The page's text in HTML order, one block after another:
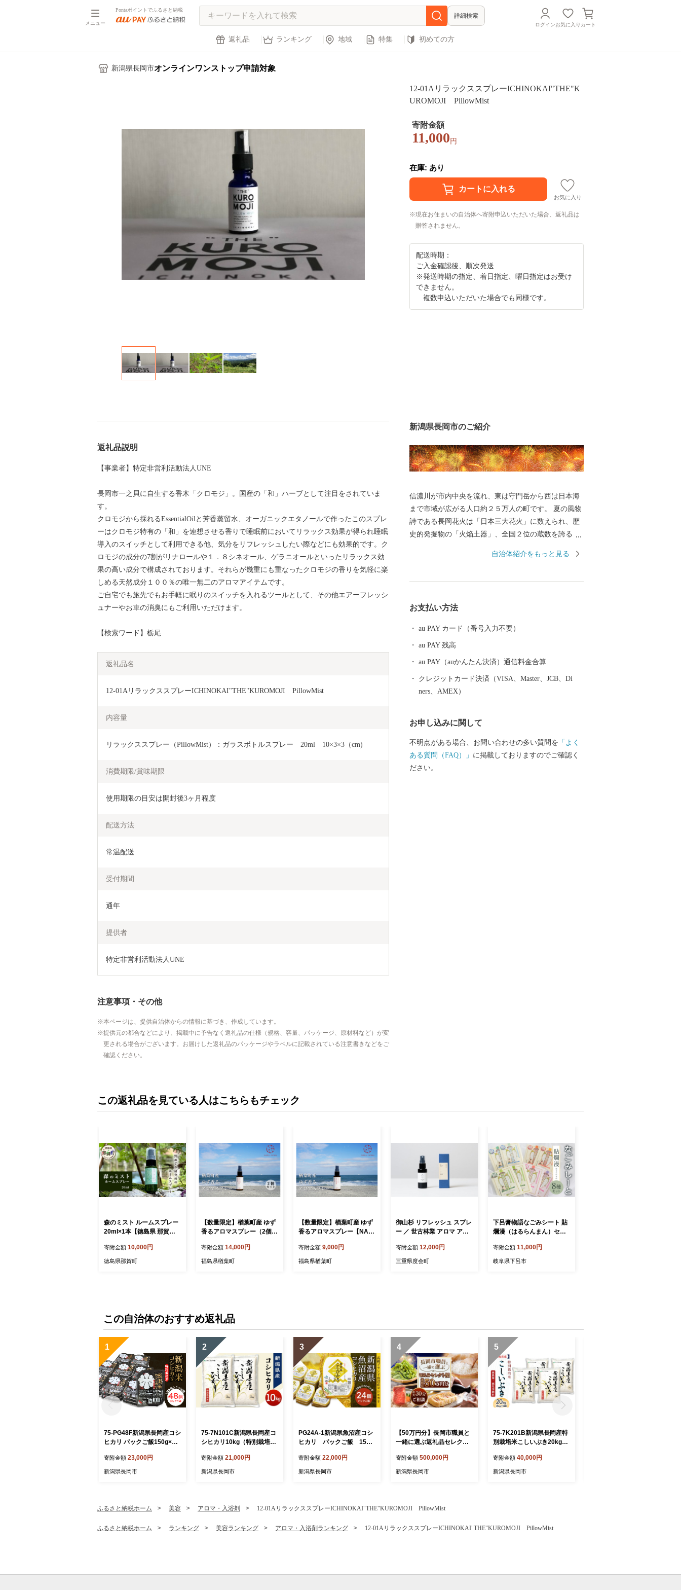
メニュー
Pontaポイントでふるさと納税
詳細検索
ログインお気に入り カート
返礼品 ランキング 地域 特集 初めての方
新潟県長岡市オンラインワンストップ申請対象
12-01AリラックススプレーICHINOKAI"THE"K
UROMOJI PillowMist
寄附金額
11,000 円
在庫: あり
お気に入り
現在お住まいの自治体へ寄附申込いただいた場合、返礼品は
贈答されません。
配送時期：
ご入金確認後、順次発送
※発送時期の指定、着日指定、曜日指定はお受け
できません。
複数申込いただいた場合でも同様です。
返礼品説明
【事業者】特定非営利活動法人UNE
長岡市一之貝に自生する香木「クロモジ」。国産の「和」ハーブとして注目をされていま
す。
クロモジから採れるEssentialOilと芳香蒸留水、オーガニックエタノールで作ったこのスプレ
ーはクロモジ特有の「和」を連想させる香りで睡眠前においてリラックス効果が得られ睡眠
導入のスイッチとして利用できる他、気分をリフレッシュしたい際などにも効果的です。ク
ロモジの成分の7割がリナロールや１．８シネオール、ゲラニオールといったリラックス効
果の高い成分で構成されております。それらが幾重にも重なったクロモジの香りを気軽に楽
しめる天然成分１００％の唯一無二のアロマアイテムです。
ご自宅でも旅先でもお手軽に眠りのスイッチを入れるツールとして、その他エアーフレッシ
ュナーやお車の消臭にもご利用いただけます。
【検索ワード】栃尾
返礼品名
12-01AリラックススプレーICHINOKAI"THE"KUROMOJI　PillowMist
内容量
リラックススプレー（PillowMist）：ガラスボトルスプレー　20ml　10×3×3（cm)
消費期限/賞味期限
使用期限の目安は開封後3ヶ月程度
配送方法
常温配送
受付期間
通年
提供者
特定非営利活動法人UNE
注意事項・その他
本ページは、提供自治体からの情報に基づき、作成しています。
提供元の都合などにより、掲載中に予告なく返礼品の仕様（規格、容量、パッケージ、原材料など）が変
更される場合がございます。お届けした返礼品のパッケージやラベルに記載されている注意書きなどをご
確認ください。
新潟県長岡市のご紹介
信濃川が市内中央を流れ、東は守門岳から西は日本海
まで市域が広がる人口約２５万人の町です。 夏の風物
詩である長岡花火は「日本三大花火」に数えられ、歴
史的発掘物の「火焔土器」、全国２位の蔵数を誇る日
付けが増加している錦鯉、豊かな自然を生かした風光
や農薬を減らした特別栽培米の生産量は全国トップク
ふるさと納税で長岡を応援してください！
自治体紹介をもっと見る
お支払い方法
au PAY カード（番号入力不要）
au PAY 残高
au PAY（auかんたん決済）通信料金合算
クレジットカード決済（VISA、Master、JCB、Di
ners、AMEX）
お申し込みに関して
不明点がある場合、お問い合わせの多い質問を 「よく
ある質問（FAQ）」 に掲載しておりますのでご確認く
ださい。
この返礼品を見ている人はこちらもチェック
森のミスト ルームスプレー
20ml×1本【徳島県 那賀町
木頭杉 木頭スギ 杉 スギ ク
ロモジ くろもじ 木頭柚子
寄附金額 10,000円
徳島県那賀町
【数量限定】楢葉町産 ゆず
香るアロマスプレー（2個セ
【アロマ スプレー ギフト
ゆず 香り ルームフレグラン
寄附金額 14,000円
福島県楢葉町
【数量限定】楢葉町産 ゆず
香るアロマスプレー【NAR
ー ギフト ゆず 香り ルーム
フレグランス ホームフレグ
寄附金額 9,000円
福島県楢葉町
御山杉 リフレッシュ スプレ
ー ／ 世古林業 アロマ アロ
フレグランス 三重県 度会町
伊勢志摩
寄附金額 12,000円
三重県度会町
下呂膏物語なごみシート 貼
爛漫（はるらんまん）セッ
ラックス エッセンシャルオ
イル
寄附金額 11,000円
岐阜県下呂市
この自治体のおすすめ返礼品
1
75-PG48F新潟県長岡産コシ
ヒカリ パックご飯150g×48
寄附金額 23,000円
新潟県長岡市
2
75-7N101C新潟県長岡産コ
シヒカリ10kg（特別栽培
送】
寄附金額 21,000円
新潟県長岡市
3
PG24A-1新潟県魚沼産コシ
ヒカリ パックご飯 150g
寄附金額 22,000円
新潟県長岡市
4
【50万円分】長岡市職員と
一緒に選ぶ返礼品セレクト
寄附金額 500,000円
新潟県長岡市
5
75-7K201B新潟県長岡産特
別栽培米こしいぶき20kg
発送】
寄附金額 40,000円
新潟県長岡市
ふるさと納税ホーム 美容 アロマ・入浴剤 12-01AリラックススプレーICHINOKAI"THE"KUROMOJI PillowMist
ふるさと納税ホーム ランキング 美容ランキング アロマ・入浴剤ランキング 12-01AリラックススプレーICHINOKAI"THE"KUROMOJI PillowMist